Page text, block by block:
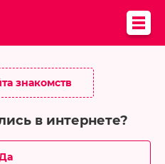
знакомств
в интернете?